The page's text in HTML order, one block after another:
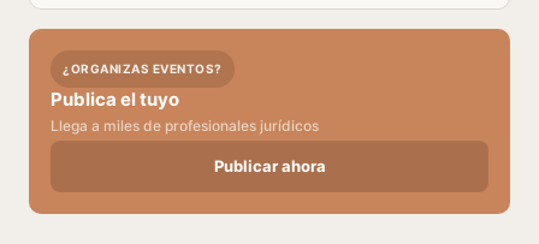
¿ORGANIZAS EVENTOS?
Publica el tuyo
Llega a miles de profesionales jurídicos
Publicar ahora